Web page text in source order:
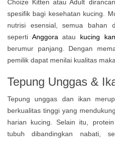
Choize Kitten atau Adult
spesifik bagi kesehatan kucing.
nutrisi esensial, semua bahan
seperti Anggora atau kucing
berumur panjang. Dengan
pemilik dapat menilai kualitas
Tepung Unggas &
Tepung unggas dan ikan
berkualitas tinggi yang
harian kucing. Selain itu,
tubuh dibandingkan nabati,